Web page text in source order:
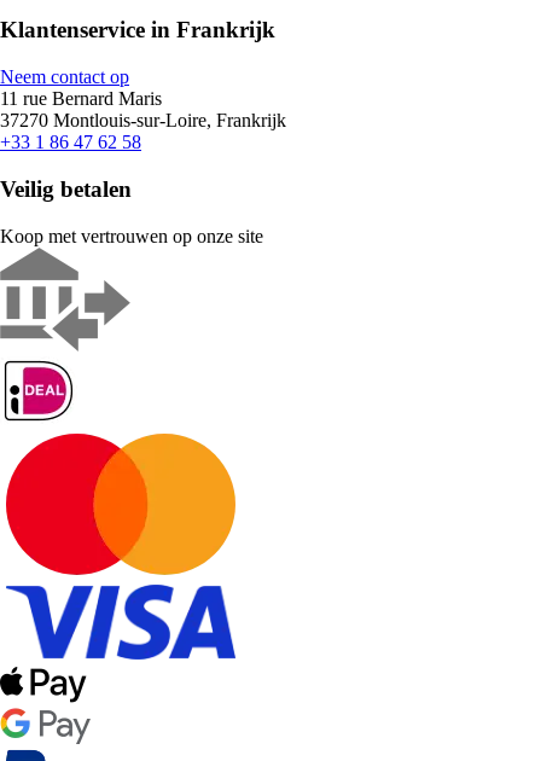
Klantenservice in Frankrijk
Neem contact op
11 rue Bernard Maris
37270 Montlouis-sur-Loire, Frankrijk
+33 1 86 47 62 58
Veilig betalen
Koop met vertrouwen op onze site